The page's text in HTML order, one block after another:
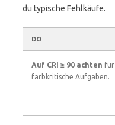
du typische Fehlkäufe.
DO
Auf CRI ≥ 90 achten für
farbkritische Aufgaben.